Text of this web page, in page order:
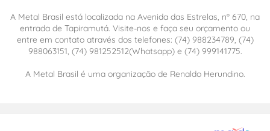
A Metal Brasil está localizada na Avenida das Estrelas, nº 670, na
entrada de Tapiramutá. Visite-nos e faça seu orçamento ou
entre em contato através dos telefones: (74) 988234789, (74)
988063151, (74) 981252512(Whatsapp) e (74) 999141775.
A Metal Brasil é uma organização de Renaldo Herundino.